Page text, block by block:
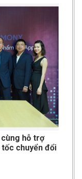
cùng hỗ trợ
chuyển đổi